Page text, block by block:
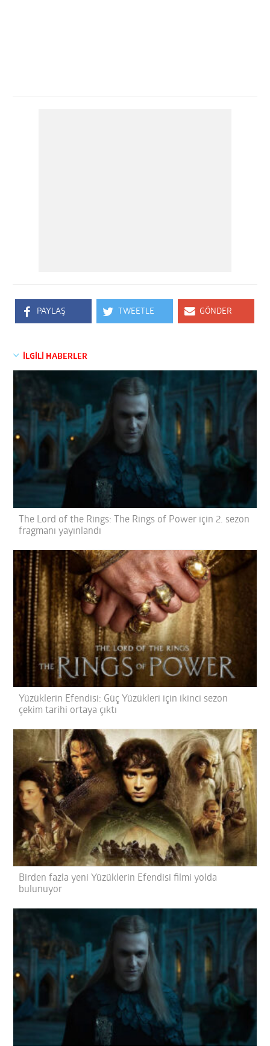
PAYLAŞ TWEETLE GÖNDER
İLGİLİ HABERLER
The Lord of the Rings: The Rings of Power için 2. sezon
fragmanı yayınlandı
Yüzüklerin Efendisi: Güç Yüzükleri için ikinci sezon
çekim tarihi ortaya çıktı
Birden fazla yeni Yüzüklerin Efendisi filmi yolda
bulunuyor